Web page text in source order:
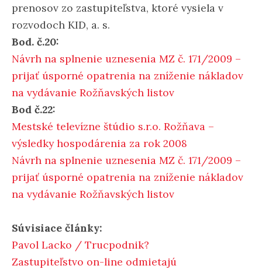
prenosov zo zastupiteľstva, ktoré vysiela v
rozvodoch KID, a. s.
Bod. č.20:
Návrh na splnenie uznesenia MZ č. 171/2009 –
prijať úsporné opatrenia na zníženie nákladov
na vydávanie Rožňavských listov
Bod č.22:
Mestské televízne štúdio s.r.o. Rožňava –
výsledky hospodárenia za rok 2008
Návrh na splnenie uznesenia MZ č. 171/2009 –
prijať úsporné opatrenia na zníženie nákladov
na vydávanie Rožňavských listov
Súvisiace články:
Pavol Lacko / Trucpodnik?
Zastupiteľstvo on-line odmietajú